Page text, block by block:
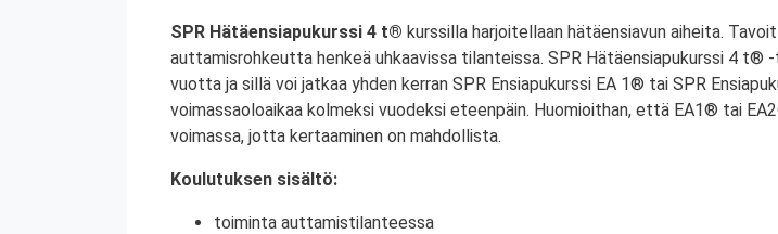
SPR Hätäensiapukurssi 4 t® kurssilla harjoitellaan hätäensiavun aiheita.
auttamisrohkeutta henkeä uhkaavissa tilanteissa. SPR Hätäensiapukurssi 4 t®
vuotta ja sillä voi jatkaa yhden kerran SPR Ensiapukurssi EA 1® tai SPR
voimassaoloaikaa kolmeksi vuodeksi eteenpäin. Huomioithan, että EA1® tai
voimassa, jotta kertaaminen on mahdollista.
Koulutuksen sisältö:
toiminta auttamistilanteessa